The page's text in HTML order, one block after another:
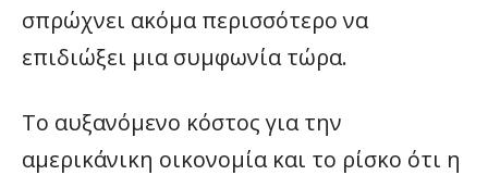
σπρώχνει ακόμα περισσότερο να
επιδιώξει μια συμφωνία τώρα.
Το αυξανόμενο κόστος για την
αμερικάνικη οικονομία και το ρίσκο ότι η